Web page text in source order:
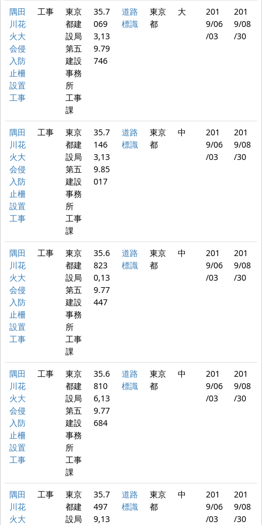
隅田
川花
火大
会侵
入防
止柵
設置
工事
工事
東京
都建
設局
第五
建設
事務
所
工事
課
35.7
069
3,13
9.79
746
道路
標識
東京
都
大
201
9/06
/03
201
9/08
/30
隅田
川花
火大
会侵
入防
止柵
設置
工事
工事
東京
都建
設局
第五
建設
事務
所
工事
課
35.7
146
3,13
9.85
017
道路
標識
東京
都
中
201
9/06
/03
201
9/08
/30
隅田
川花
火大
会侵
入防
止柵
設置
工事
工事
東京
都建
設局
第五
建設
事務
所
工事
課
35.6
823
0,13
9.77
447
道路
標識
東京
都
中
201
9/06
/03
201
9/08
/30
隅田
川花
火大
会侵
入防
止柵
設置
工事
工事
東京
都建
設局
第五
建設
事務
所
工事
課
35.6
810
6,13
9.77
684
道路
標識
東京
都
中
201
9/06
/03
201
9/08
/30
隅田
川花
火大
工事
東京
都建
設局
35.7
497
9,13
道路
標識
東京
都
中
201
9/06
/03
201
9/08
/30